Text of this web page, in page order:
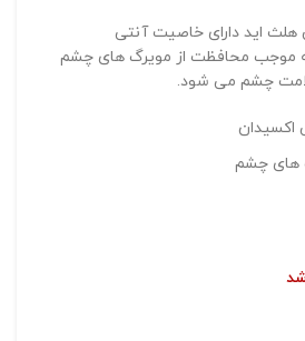
اید دارای خاصیت آنتی
موجب محافظت از مویرگ های چشم
چشم می شود.
اکسیدان
های چشم